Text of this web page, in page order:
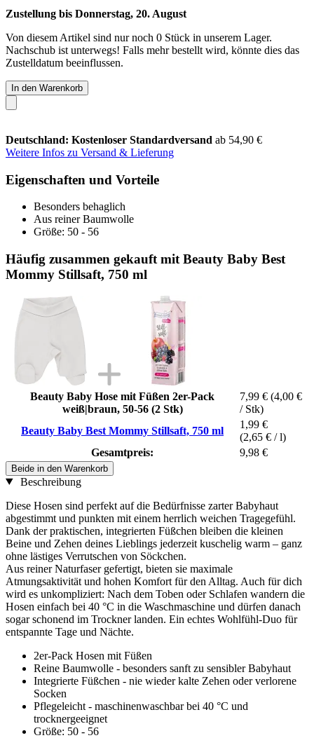
Zustellung bis Donnerstag, 20. August
Von diesem Artikel sind nur noch 0 Stück in unserem Lager.
Nachschub ist unterwegs! Falls mehr bestellt wird, könnte dies das
Zustelldatum beeinflussen.
In den Warenkorb
Deutschland: Kostenloser Standardversand ab 54,90 €
Weitere Infos zu Versand & Lieferung
Eigenschaften und Vorteile
Besonders behaglich
Aus reiner Baumwolle
Größe: 50 - 56
Häufig zusammen gekauft mit Beauty Baby Best
Mommy Stillsaft, 750 ml
Beauty Baby Hose mit Füßen 2er-Pack
weiß|braun, 50-56 (2 Stk)
7,99 € (4,00 €
/ Stk)
Beauty Baby Best Mommy Stillsaft, 750 ml
1,99 €
(2,65 € / l)
Gesamtpreis:
9,98 €
Beide in den Warenkorb
Beschreibung
Diese Hosen sind perfekt auf die Bedürfnisse zarter Babyhaut
abgestimmt und punkten mit einem herrlich weichen Tragegefühl.
Dank der praktischen, integrierten Füßchen bleiben die kleinen
Beine und Zehen deines Lieblings jederzeit kuschelig warm – ganz
ohne lästiges Verrutschen von Söckchen.
Aus reiner Naturfaser gefertigt, bieten sie maximale
Atmungsaktivität und hohen Komfort für den Alltag. Auch für dich
wird es unkompliziert: Nach dem Toben oder Schlafen wandern die
Hosen einfach bei 40 °C in die Waschmaschine und dürfen danach
sogar schonend im Trockner landen. Ein echtes Wohlfühl-Duo für
entspannte Tage und Nächte.
2er-Pack Hosen mit Füßen
Reine Baumwolle - besonders sanft zu sensibler Babyhaut
Integrierte Füßchen - nie wieder kalte Zehen oder verlorene
Socken
Pflegeleicht - maschinenwaschbar bei 40 °C und
trocknergeeignet
Größe: 50 - 56